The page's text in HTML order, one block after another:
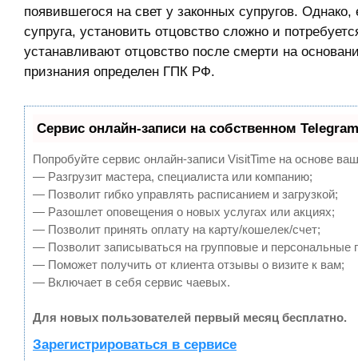
появившегося на свет у законных супругов.
супруга, установить отцовство сложно и
устанавливают отцовство после смерти на
признания определен ГПК РФ.
Сервис онлайн-записи на собственном
Попробуйте сервис онлайн-записи VisitTime на основе
— Разгрузит мастера, специалиста или компанию;
— Позволит гибко управлять расписанием и загрузкой;
— Разошлет оповещения о новых услугах или акциях;
— Позволит принять оплату на карту/кошелек/счет;
— Позволит записываться на групповые и персональные
— Поможет получить от клиента отзывы о визите к вам;
— Включает в себя сервис чаевых.
Для новых пользователей первый месяц бесплатно.
Зарегистрироваться в сервисе